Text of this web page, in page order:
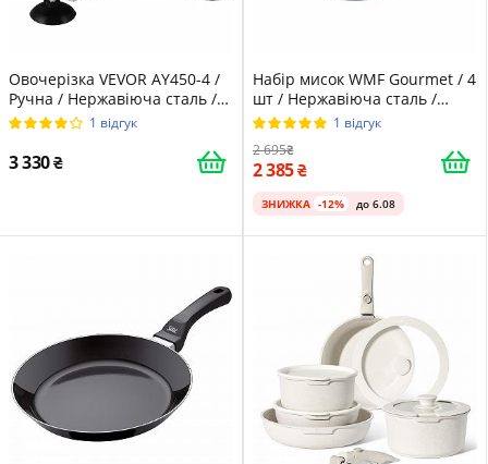
Овочерізка VEVOR AY450-4 /
Ручна / Нержавіюча сталь /
Сріблястий1 відгук
3 330
Набір мисок WMF Gourmet / 4
шт / Нержавіюча сталь /
Cromargan 1 відгук
2 695
2 385
ЗНИЖКА -12% до 6.08